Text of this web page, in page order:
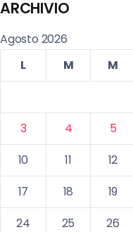
ARCHIVIO
Agosto 2026
L
M M
3
4 5
10
11 12
17
18 19
24
25 26